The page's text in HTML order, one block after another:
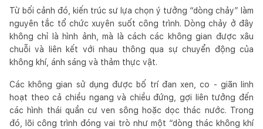
Từ bối cảnh đó, kiến trúc sư lựa chọn ý tưởng “dòng chảy” làm
nguyên tắc tổ chức xuyên suốt công trình. Dòng chảy ở đây
không chỉ là hình ảnh, mà là cách các không gian được xâu
chuỗi và liên kết với nhau thông qua sự chuyển động của
không khí, ánh sáng và thảm thực vật.
Các không gian sử dụng được bố trí đan xen, co - giãn linh
hoạt theo cả chiều ngang và chiều đứng, gợi liên tưởng đến
các hình thái quần cư ven sông hoặc dọc thác nước. Trong
đó, lõi công trình đóng vai trò như một “dòng thác không khí